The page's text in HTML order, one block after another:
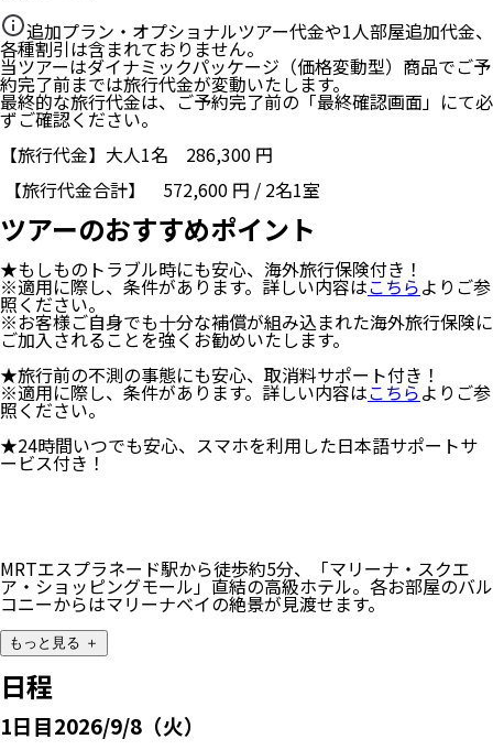
追加プラン・オプショナルツアー代金や1人部屋追加代金、
各種割引は含まれておりません。
当ツアーはダイナミックパッケージ（価格変動型）商品でご予
約完了前までは旅行代金が変動いたします。
最終的な旅行代金は、ご予約完了前の「最終確認画面」にて必
ずご確認ください。
【旅行代金】大人1名 286,300 円
【旅行代金合計】 572,600 円 / 2名1室
ツアーのおすすめポイント
★もしものトラブル時にも安心、海外旅行保険付き！
※適用に際し、条件があります。詳しい内容はこちらよりご参
照ください。
※お客様ご自身でも十分な補償が組み込まれた海外旅行保険に
ご加入されることを強くお勧めいたします。
★旅行前の不測の事態にも安心、取消料サポート付き！
※適用に際し、条件があります。詳しい内容はこちらよりご参
照ください。
★24時間いつでも安心、スマホを利用した日本語サポートサ
ービス付き！
MRTエスプラネード駅から徒歩約5分、「マリーナ・スクエ
ア・ショッピングモール」直結の高級ホテル。各お部屋のバル
コニーからはマリーナベイの絶景が見渡せます。
もっと見る ＋
日程
1日目2026/9/8（火）